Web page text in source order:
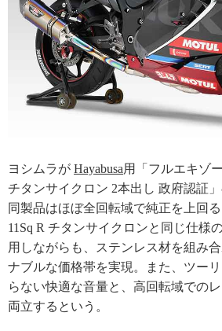
ヨシムラが Hayabusa用「フルエキゾ
チタンサイクロン 2本出し 政府認証」
同製品はほぼ全回転域で純正を上回
11Sq R チタンサイクロンと同じ仕様
用しながらも、ステンレス材を組み
ナブルな価格帯を実現。また、ツー
らない快適な音量と、高回転域での
両立するという。